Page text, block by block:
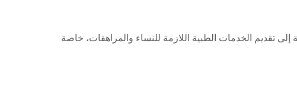
إلى تقديم الخدمات الطبية اللازمة للنساء والمراهقات، خاصة